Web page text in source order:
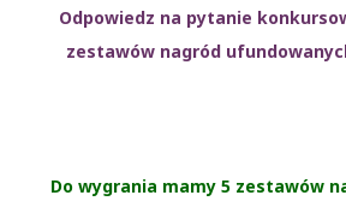
Odpowiedz na pytanie
zestawów nagród
Do wygrania mamy 5 zestawów